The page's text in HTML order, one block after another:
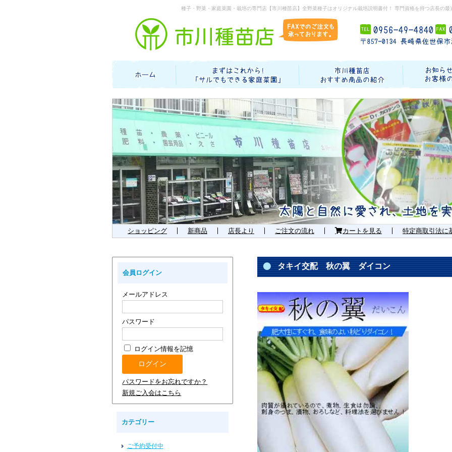
種子・野菜・家庭菜園・栽培の専門店【市川種苗店】全野菜種子はオリジナル栽培説明書付！ 専門資格を持つ店長の
ショッピング 新商品 店長より ご注文の流れ カートを見る 特定商取引法に
タキイ交配 秋の翼 ダイコン
会員ログイン
メールアドレス
パスワード
ログイン情報を記憶
パスワードをお忘れですか？
新規ご入会はこちら
カテゴリー
ご予約受付中